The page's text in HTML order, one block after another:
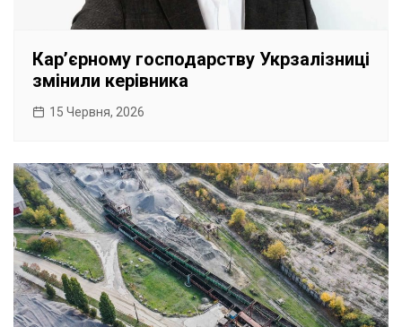
Карʼєрному господарству Укрзалізниці
змінили керівника
15 Червня, 2026